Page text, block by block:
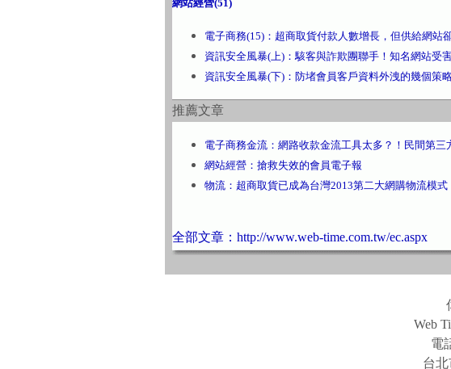
網站經營(51)
電子商務(15)：超商取貨付款人數增長，但供給網站
資訊安全風暴(上)：駭客與詐欺團聯手！知名網站受
資訊安全風暴(下)：防堵會員客戶資料外洩的幾個策
推薦文章
電子商務金流：網路收款金流工具太多？！民間第三
網站經營：搶救失效的會員電子報
物流：超商取貨已成為台灣2013第二大網購物流模式
全部文章：http://www.web-time.com.tw/ec.aspx
Web
電
台